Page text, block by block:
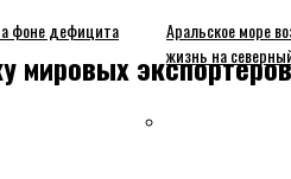
фоне дефицита
Аральское море
жизнь на
мировых